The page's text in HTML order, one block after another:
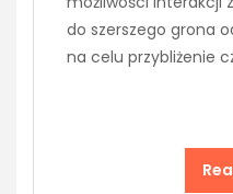
do szerszego grona
na celu przybliżenie